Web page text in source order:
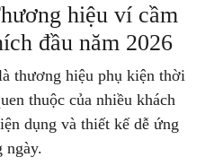
hiệu ví cầm
đầu năm 2026
thương hiệu phụ kiện thời
thuộc của nhiều khách
dụng và thiết kế dễ ứng
ngày.